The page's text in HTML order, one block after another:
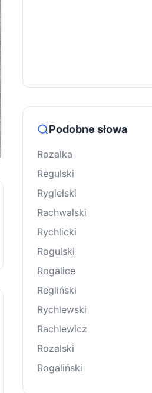
Podobne słowa
Rozalka
Regulski
Rygielski
Rachwalski
Rychlicki
Rogulski
Rogalice
Regliński
Rychlewski
Rachlewicz
Rozalski
Rogaliński